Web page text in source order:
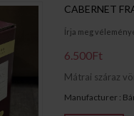
CABERNET
Írja meg
6.500Ft
Mátrai száraz
Manufacturer :